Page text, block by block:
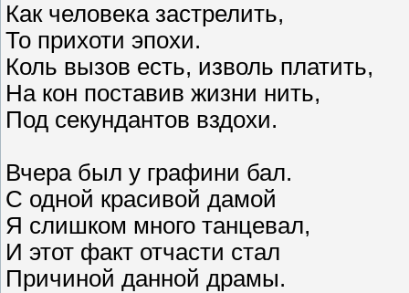
Как человека застрелить,
То прихоти эпохи.
Коль вызов есть, изволь платить,
На кон поставив жизни нить,
Под секундантов вздохи.
Вчера был у графини бал.
С одной красивой дамой
Я слишком много танцевал,
И этот факт отчасти стал
Причиной данной драмы.